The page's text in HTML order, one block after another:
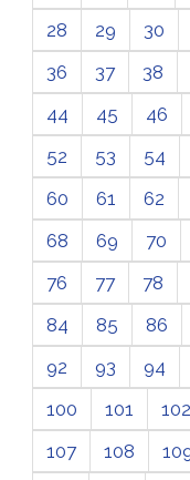
28
29 30
36
37 38
44
45 46
52
53 54
60
61 62
68
69 70
76
77 78
84
85 86
92
93 94
100
101 102
107
108